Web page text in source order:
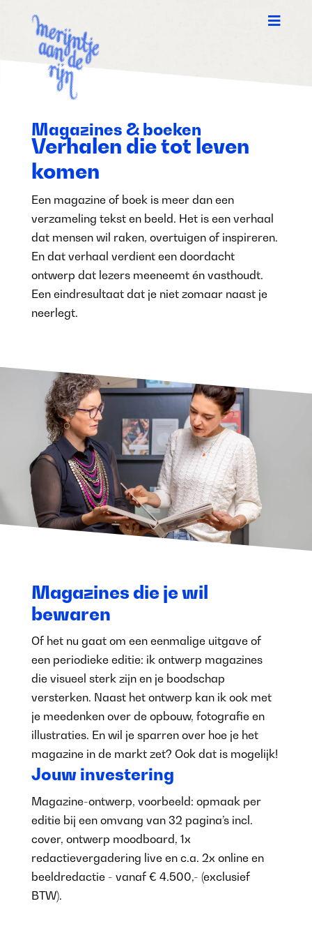

Magazines & boeken
Verhalen die tot leven
komen
Een magazine of boek is meer dan een
verzameling tekst en beeld. Het is een verhaal
dat mensen wil raken, overtuigen of inspireren.
En dat verhaal verdient een doordacht
ontwerp dat lezers meeneemt én vasthoudt.
Een eindresultaat dat je niet zomaar naast je
neerlegt.
Magazines die je wil
bewaren
Of het nu gaat om een eenmalige uitgave of
een periodieke editie: ik ontwerp magazines
die visueel sterk zijn en je boodschap
versterken. Naast het ontwerp kan ik ook met
je meedenken over de opbouw, fotografie en
illustraties. En wil je sparren over hoe je het
magazine in de markt zet? Ook dat is mogelijk!
Jouw investering
Magazine-ontwerp, voorbeeld: opmaak per
editie bij een omvang van 32 pagina’s incl.
cover, ontwerp moodboard, 1x
redactievergadering live en c.a. 2x online en
beeldredactie - vanaf € 4.500,- (exclusief
BTW).